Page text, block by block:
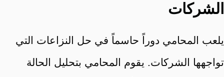
الشركات
يلعب المحامي دوراً حاسماً في حل النزاعات التي
تواجهها الشركات. يقوم المحامي بتحليل الحالة